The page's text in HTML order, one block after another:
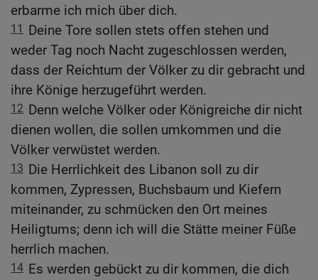
erbarme ich mich über dich.
11
Deine Tore sollen stets offen stehen und
weder Tag noch Nacht zugeschlossen werden,
dass der Reichtum der Völker zu dir gebracht und
ihre Könige herzugeführt werden.
12 Denn welche Völker oder Königreiche dir nicht
dienen wollen, die sollen umkommen und die
Völker verwüstet werden.
13 Die Herrlichkeit des Libanon soll zu dir
kommen, Zypressen, Buchsbaum und Kiefern
miteinander, zu schmücken den Ort meines
Heiligtums; denn ich will die Stätte meiner Füße
herrlich machen.
14 Es werden gebückt zu dir kommen, die dich